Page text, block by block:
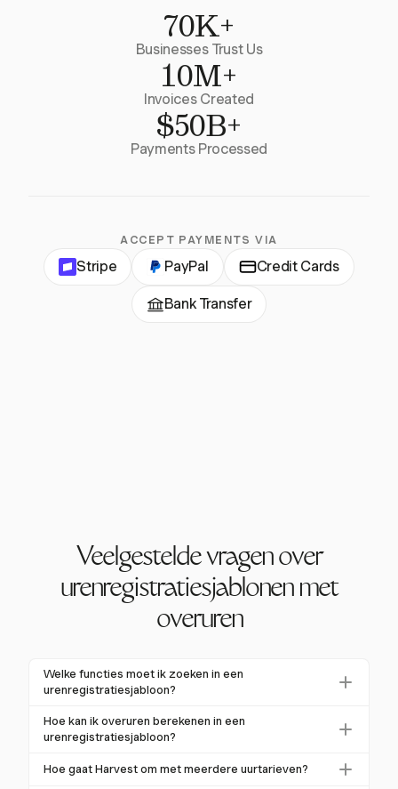
70K+
Businesses Trust Us
10M+
Invoices Created
$50B+
Payments Processed
ACCEPT PAYMENTS VIA
Stripe PayPal Credit Cards
Bank Transfer
Veelgestelde vragen over
urenregistratiesjablonen met
overuren
Welke functies moet ik zoeken in een
urenregistratiesjabloon?
Bij het kiezen van een urenregistratiesjabloon, let op
functies zoals automatische berekening van reguliere
uurtarieven en compatibiliteit met verschillende
Hoe kan ik overuren berekenen in een
urenregistratiesjabloon?
De meeste geavanceerde urenregistratiesjablonen
Hoe gaat Harvest om met meerdere uurtarieven?